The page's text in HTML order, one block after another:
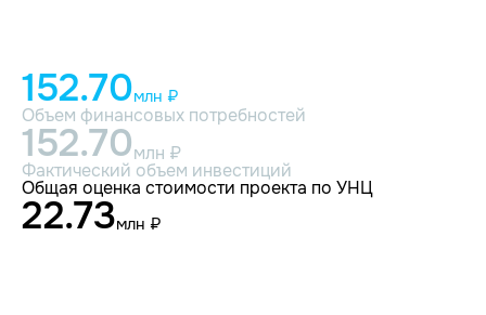
152.70млн ₽
Объем финансовых потребностей
152.70млн ₽
Фактический объем инвестиций
Общая оценка стоимости проекта по УНЦ
22.73млн ₽